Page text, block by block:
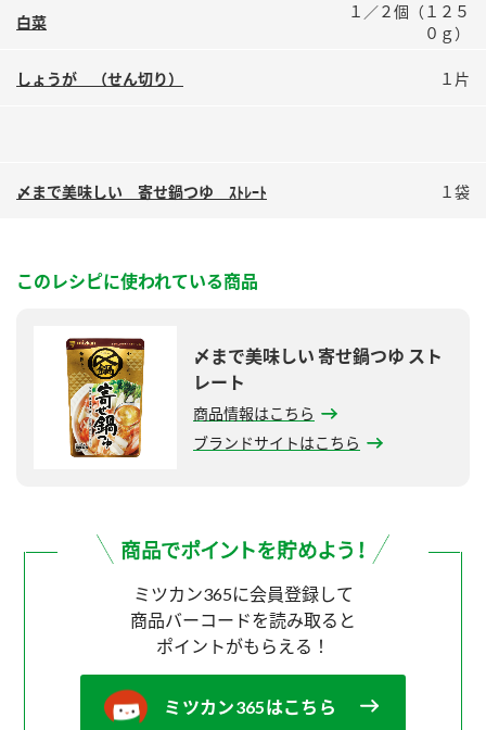
業務用サイト ミツカングループについて
白菜
１／２個（１２５
０ｇ）
しょうが （せん切り） １片
〆まで美味しい 寄せ鍋つゆ ｽﾄﾚｰﾄ １袋
このレシピに使われている商品
〆まで美味しい 寄せ鍋つゆ スト
レート
商品情報はこちら
ブランドサイトはこちら
ミツカン365に会員登録して
商品バーコードを読み取ると
ポイントがもらえる！
ミツカン365はこちら